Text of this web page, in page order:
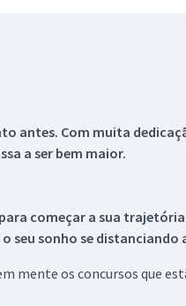
antes. Com muita
a ser bem maior.
começar a sua
seu sonho se distanciando
mente os concursos que